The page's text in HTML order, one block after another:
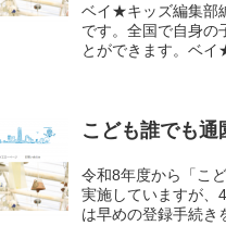
ベイ★キッズ編集部
です。全国で自身の
とができます。ベイ
こども誰でも
令和8年度から「こ
実施していますが、
は早めの登録手続き